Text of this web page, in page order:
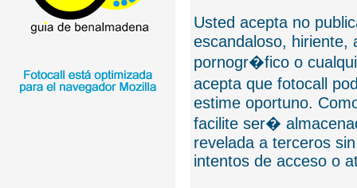
Usted acepta no
escandaloso, hiriente,
pornogr�fico o
acepta que fotocall
estime oportuno.
facilite ser�
revelada a terceros
intentos de acceso o